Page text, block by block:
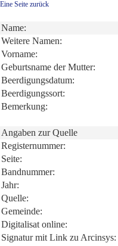
Eine Seite zurück
Name:
Weitere Namen:
Vorname:
Geburtsname der Mutter:
Beerdigungsdatum:
Beerdigungssort:
Bemerkung:
Angaben zur Quelle
Registernummer:
Seite:
Bandnummer:
Jahr:
Quelle:
Gemeinde:
Digitalisat online:
Signatur mit Link zu Arcinsys: